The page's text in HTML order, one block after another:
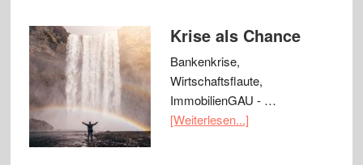
Krise als Chance
Bankenkrise,
Wirtschaftsflaute,
ImmobilienGAU - …
[Weiterlesen...]